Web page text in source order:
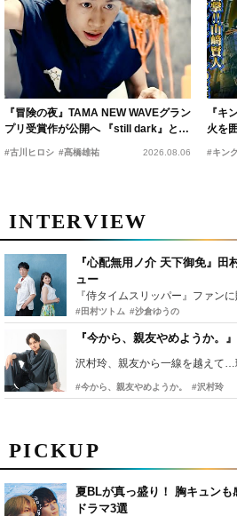
PICKUP
夏BLが真っ盛り！ 胸キュン
ドラマ3選
『冒険の夜』TAMA NEW WAVEグラン
プリ受賞作が公開へ 『still dark』と同
時上映決定
#古川ヒロシ #髙橋雄祐 2026.08.06
『キ
火を
の“
#キン
INTERVIEW
『心配無用ノ介 天下御免』
ュー
#田村ツトム #沙倉ゆうの
『今から、親友やめようか。
沢村玲、親友から一線を越えて
#今から、親友やめようか。 #沢村玲